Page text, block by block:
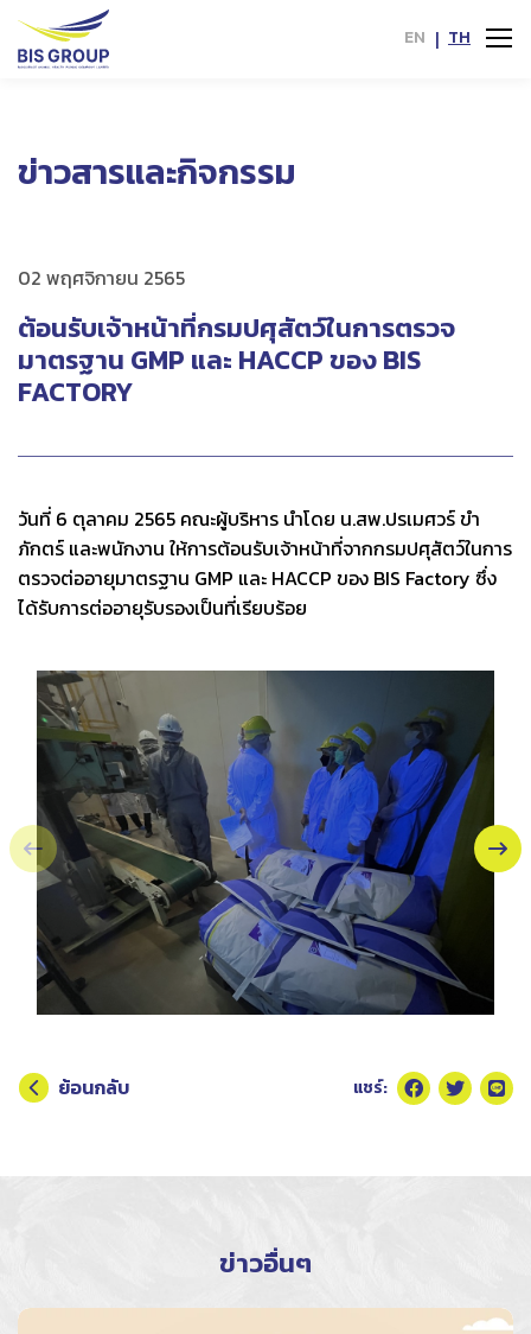
EN | TH
ข่าวสารและกิจกรรม
02 พฤศจิกายน 2565
ต้อนรับเจ้าหน้าที่กรมปศุสัตว์ในการตรวจ
มาตรฐาน GMP และ HACCP ของ BIS
FACTORY
วันที่ 6 ตุลาคม 2565 คณะผู้บริหาร นำโดย น.สพ.ปรเมศวร์ ขำ
ภักตร์ และพนักงาน ให้การต้อนรับเจ้าหน้าที่จากกรมปศุสัตว์ในการ
ตรวจต่ออายุมาตรฐาน GMP และ HACCP ของ BIS Factory ซึ่ง
ได้รับการต่ออายุรับรองเป็นที่เรียบร้อย
ย้อนกลับ แชร์:
ข่าวอื่นๆ